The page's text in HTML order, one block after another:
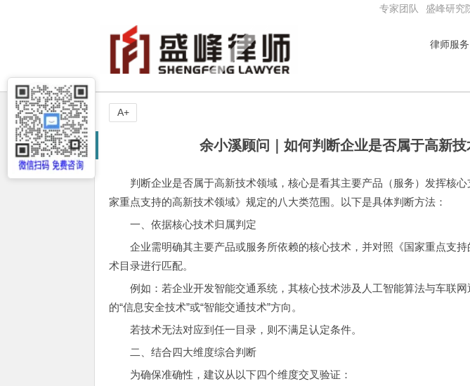
专家团队 盛峰研究
律师服务
余小溪顾问｜如何判断企业是否属于高新技
判断企业是否属于高新技术领域，核心是看其主要产品（服务）发挥核
家重点支持的高新技术领域》规定的八大类范围。以下是具体判断方法：
一、依据核心技术归属判定
企业需明确其主要产品或服务所依赖的核心技术，并对照《国家重点支
术目录进行匹配。
例如：若企业开发智能交通系统，其核心技术涉及人工智能算法与车联网
的“信息安全技术”或“智能交通技术”方向。
若技术无法对应到任一目录，则不满足认定条件。
二、结合四大维度综合判断
为确保准确性，建议从以下四个维度交叉验证：
A+